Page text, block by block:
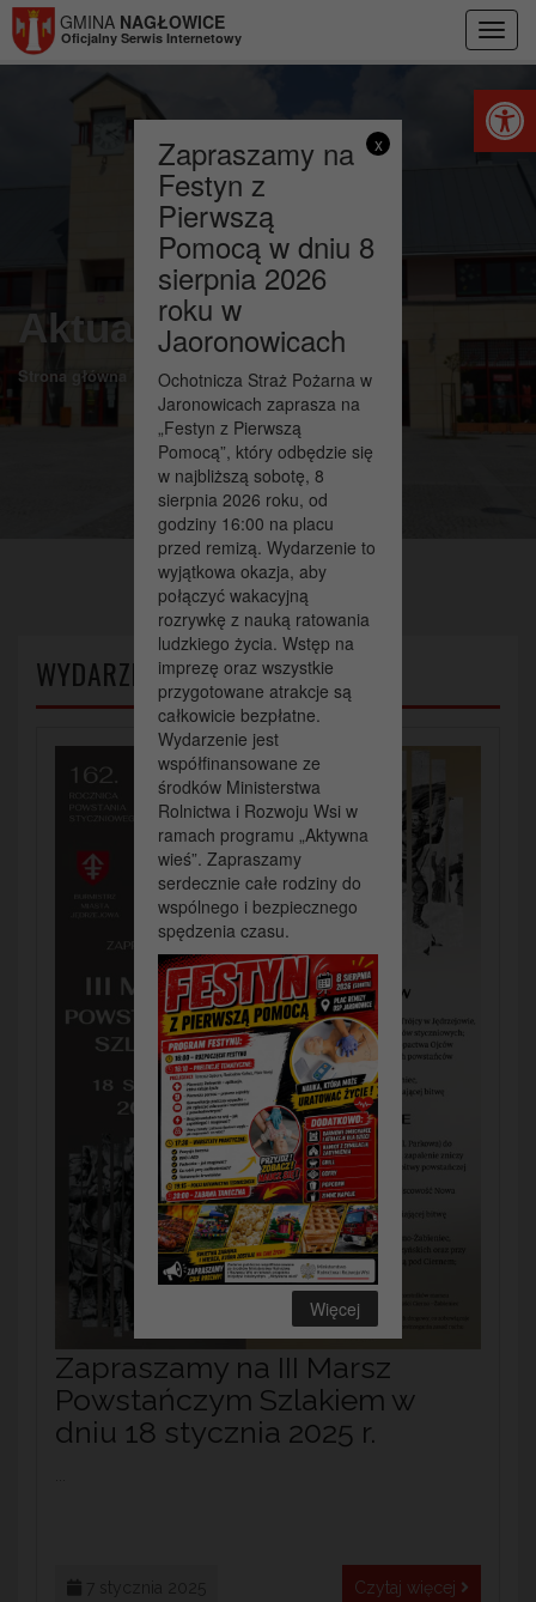
GMINA NAGŁOWICE
Oficjalny Serwis Internetowy
Aktualności
Strona główna Wydarzenia
x
Zapraszamy na
Festyn z
Pierwszą
Pomocą w dniu 8
sierpnia 2026
roku w
Jaoronowicach
Ochotnicza Straż Pożarna w
Jaronowicach zaprasza na
„Festyn z Pierwszą
Pomocą”, który odbędzie się
w najbliższą sobotę, 8
sierpnia 2026 roku, od
godziny 16:00 na placu
przed remizą. Wydarzenie to
wyjątkowa okazja, aby
połączyć wakacyjną
rozrywkę z nauką ratowania
ludzkiego życia. Wstęp na
imprezę oraz wszystkie
przygotowane atrakcje są
całkowicie bezpłatne.
Wydarzenie jest
współfinansowane ze
środków Ministerstwa
Rolnictwa i Rozwoju Wsi w
ramach programu „Aktywna
wieś”. Zapraszamy
serdecznie całe rodziny do
wspólnego i bezpiecznego
spędzenia czasu.
Więcej
WYDARZENIA
Zapraszamy na III Marsz
Powstańczym Szlakiem w
dniu 18 stycznia 2025 r.
Czytaj więcej